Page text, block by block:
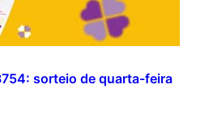
sorteio de quarta-feira